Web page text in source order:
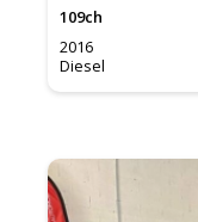
109ch
2016
Diesel